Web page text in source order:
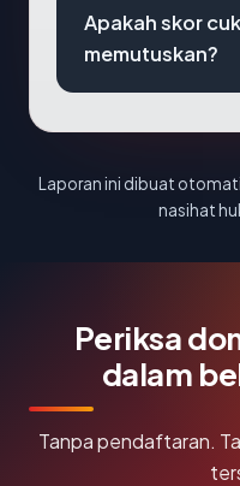
Apakah skor
memutuskan?
Laporan ini dibuat
nasihat
Periksa
dalam
Tanpa pendaftaran.